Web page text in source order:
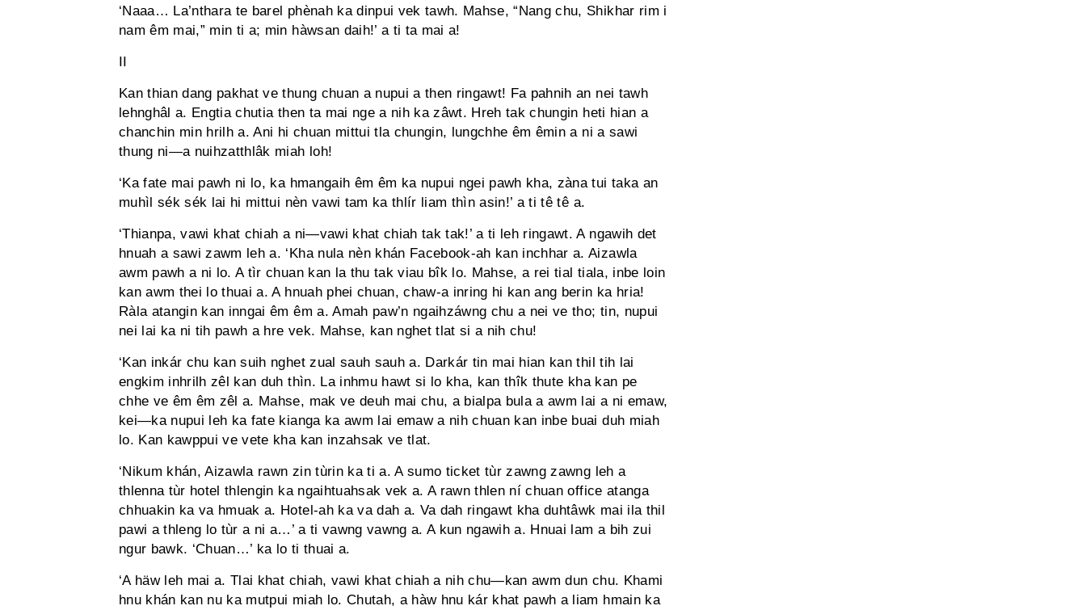
‘Naaa… La’nthara te barel phènah ka dinpui vek tawh. Mahse, “Nang chu, Shikhar rim i
nam êm mai,” min ti a; min hàwsan daih!’ a ti ta mai a!
II
Kan thian dang pakhat ve thung chuan a nupui a then ringawt! Fa pahnih an nei tawh
lehnghâl a. Engtia chutia then ta mai nge a nih ka zâwt. Hreh tak chungin heti hian a
chanchin min hrilh a. Ani hi chuan mittui tla chungin, lungchhe êm êmin a ni a sawi
thung ni—a nuihzatthlâk miah loh!
‘Ka fate mai pawh ni lo, ka hmangaih êm êm ka nupui ngei pawh kha, zàna tui taka an
muhìl sék sék lai hi mittui nèn vawi tam ka thlír liam thìn asin!’ a ti tê tê a.
‘Thianpa, vawi khat chiah a ni—vawi khat chiah tak tak!’ a ti leh ringawt. A ngawih det
hnuah a sawi zawm leh a. ‘Kha nula nèn khán Facebook-ah kan inchhar a. Aizawla
awm pawh a ni lo. A tìr chuan kan la thu tak viau bîk lo. Mahse, a rei tial tiala, inbe loin
kan awm thei lo thuai a. A hnuah phei chuan, chaw-a inring hi kan ang berin ka hria!
Ràla atangin kan inngai êm êm a. Amah paw’n ngaihzáwng chu a nei ve tho; tin, nupui
nei lai ka ni tih pawh a hre vek. Mahse, kan nghet tlat si a nih chu!
‘Kan inkár chu kan suih nghet zual sauh sauh a. Darkár tin mai hian kan thil tih lai
engkim inhrilh zêl kan duh thìn. La inhmu hawt si lo kha, kan thîk thute kha kan pe
chhe ve êm êm zêl a. Mahse, mak ve deuh mai chu, a bialpa bula a awm lai a ni emaw,
kei—ka nupui leh ka fate kianga ka awm lai emaw a nih chuan kan inbe buai duh miah
lo. Kan kawppui ve vete kha kan inzahsak ve tlat.
‘Nikum khán, Aizawla rawn zin tùrin ka ti a. A sumo ticket tùr zawng zawng leh a
thlenna tùr hotel thlengin ka ngaihtuahsak vek a. A rawn thlen ní chuan office atanga
chhuakin ka va hmuak a. Hotel-ah ka va dah a. Va dah ringawt kha duhtâwk mai ila thil
pawi a thleng lo tùr a ni a…’ a ti vawng vawng a. A kun ngawih a. Hnuai lam a bih zui
ngur bawk. ‘Chuan…’ ka lo ti thuai a.
‘A häw leh mai a. Tlai khat chiah, vawi khat chiah a nih chu—kan awm dun chu. Khami
hnu khán kan nu ka mutpui miah lo. Chutah, a hàw hnu kár khat pawh a liam hmain ka